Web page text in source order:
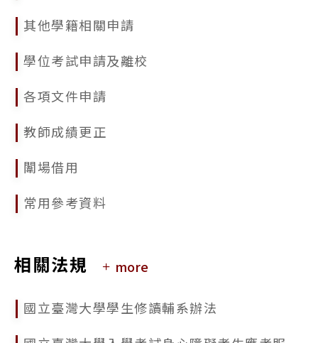
2025/09/17
其他學籍相關申請
學位考試申請及離校
各項文件申請
教師成績更正
闈場借用
常用參考資料
相關法規 more
國立臺灣大學學生修讀輔系辦法